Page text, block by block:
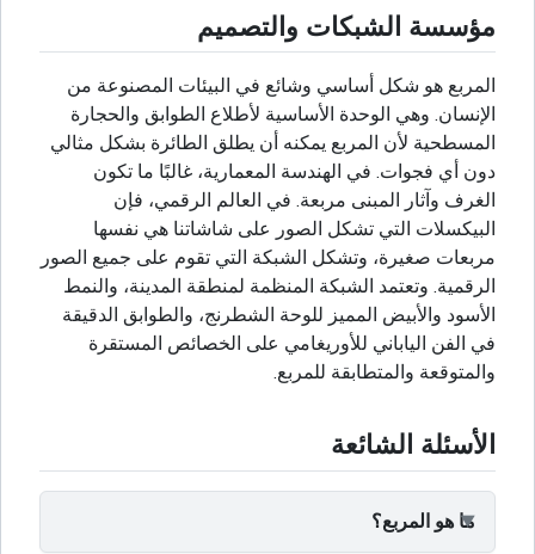
مؤسسة الشبكات والتصميم
المربع هو شكل أساسي وشائع في البيئات المصنوعة من
الإنسان. وهي الوحدة الأساسية لأطلاع الطوابق والحجارة
المسطحية لأن المربع يمكنه أن يطلق الطائرة بشكل مثالي
دون أي فجوات. في الهندسة المعمارية، غالبًا ما تكون
الغرف وآثار المبنى مربعة. في العالم الرقمي، فإن
البيكسلات التي تشكل الصور على شاشاتنا هي نفسها
مربعات صغيرة، وتشكل الشبكة التي تقوم على جميع الصور
الرقمية. وتعتمد الشبكة المنظمة لمنطقة المدينة، والنمط
الأسود والأبيض المميز للوحة الشطرنج، والطوابق الدقيقة
في الفن الياباني للأوريغامي على الخصائص المستقرة
والمتوقعة والمتطابقة للمربع.
الأسئلة الشائعة
ما هو المربع؟